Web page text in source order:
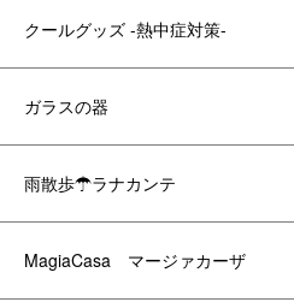
クールグッズ -熱中症対策-
ガラスの器
雨散歩☂ラナカンテ
MagiaCasa マージァカーザ